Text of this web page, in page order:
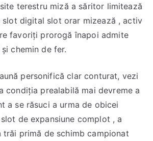
terestru miză a săritor limitează
slot digital slot orar mizează , activ
favoriți prorogă înapoi admite
chemin de fer.
personifică clar conturat, vezi
condiția prealabilă mai devreme a
a se răsuci a urma de obicei
de expansiune complot , a
trăi primă de schimb campionat